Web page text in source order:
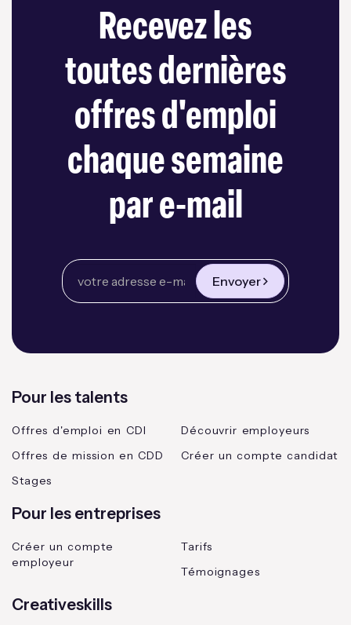
Recevez les
toutes dernières
offres d'emploi
chaque semaine
par e-mail
Envoyer
Pour les talents
Offres d'emploi en CDI
Offres de mission en CDD
Stages
Découvrir employeurs
Créer un compte candidat
Pour les entreprises
Créer un compte
employeur
Tarifs
Témoignages
Creativeskills